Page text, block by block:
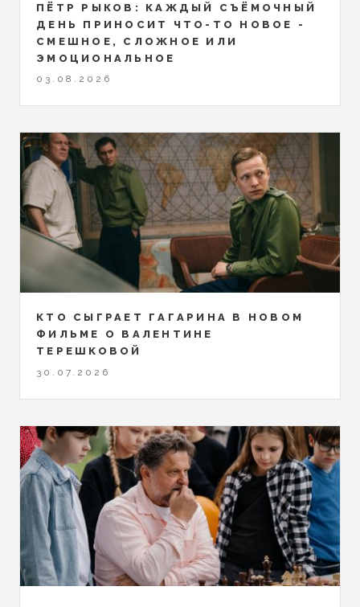
ПЁТР РЫКОВ: КАЖДЫЙ СЪЁМОЧНЫЙ
ДЕНЬ ПРИНОСИТ ЧТО-ТО НОВОЕ -
СМЕШНОЕ, СЛОЖНОЕ ИЛИ
ЭМОЦИОНАЛЬНОЕ
03.08.2026
КТО СЫГРАЕТ ГАГАРИНА В НОВОМ
ФИЛЬМЕ О ВАЛЕНТИНЕ
ТЕРЕШКОВОЙ
30.07.2026